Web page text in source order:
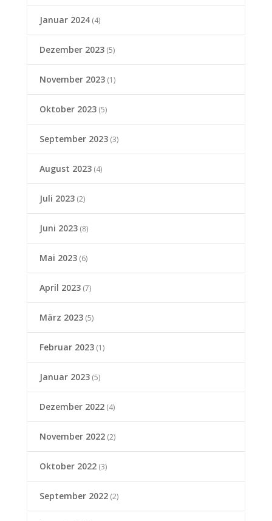
Januar 2024(4)
Dezember 2023(5)
November 2023(1)
Oktober 2023(5)
September 2023(3)
August 2023(4)
Juli 2023(2)
Juni 2023(8)
Mai 2023(6)
April 2023(7)
März 2023(5)
Februar 2023(1)
Januar 2023(5)
Dezember 2022(4)
November 2022(2)
Oktober 2022(3)
September 2022(2)